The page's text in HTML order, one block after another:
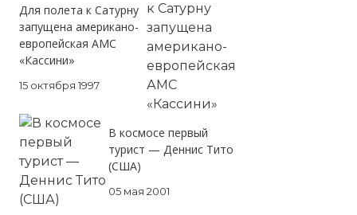
Для полета к Сатурну
запущена американо-
европейская АМС
«Кассини»
15 октября 1997
В космосе первый
турист — Деннис Тито
(США)
05 мая 2001